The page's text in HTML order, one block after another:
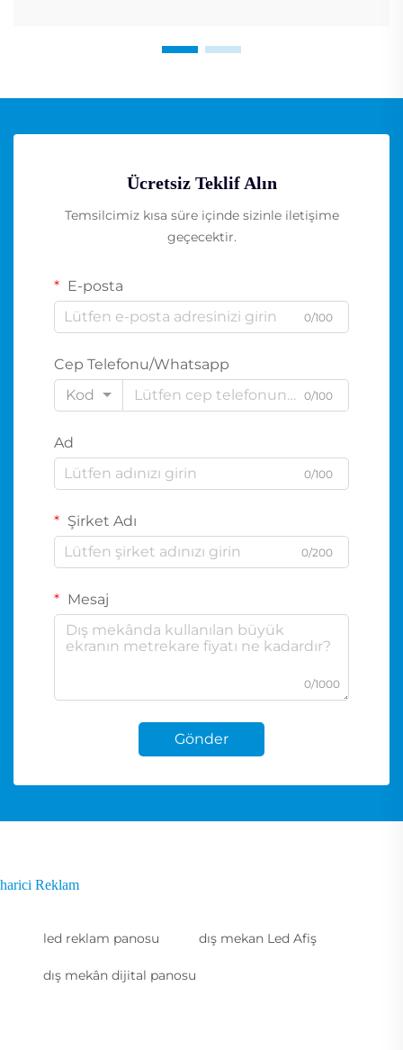
Ücretsiz Teklif Alın
Temsilcimiz kısa süre içinde sizinle iletişime
geçecektir.
E-posta
0/100
Cep Telefonu/Whatsapp
Kod
0/100
Ad
0/100
Şirket Adı
0/200
Mesaj
0/1000
Gönder
harici Reklam
led reklam panosu dış mekan Led Afiş
dış mekân dijital panosu